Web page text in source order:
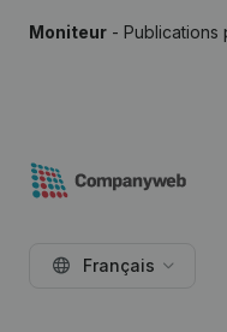
Moniteur - Publications
Français